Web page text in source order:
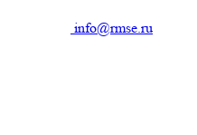
info@rmse.ru